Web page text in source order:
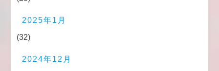
2025年1月
(32)
2024年12月